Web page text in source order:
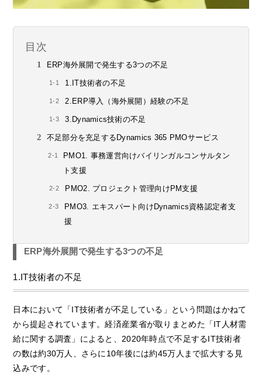
目次
ERP海外展開で発生する3つの不足
1.IT技術者の不足
2.ERP導入（海外展開）経験の不足
3.Dynamics技術の不足
不足部分を充足するDynamics 365 PMOサービス
PMO1. 事務運営向けバイリンガルコンサルタン
ト支援
PMO2. プロジェクト管理向けPM支援
PMO3. エキスパート向けDynamics資格認定者支
援
ERP海外展開で発生する3つの不足
1.IT技術者の不足
日本において「IT技術者が不足している」という問題はかねて
から提起されています。経済産業省が取りまとめた「IT人材需
給に関する調査」によると、2020年時点で不足するIT技術者
の数は約30万人、さらに10年後には約45万人まで拡大する見
込みです。